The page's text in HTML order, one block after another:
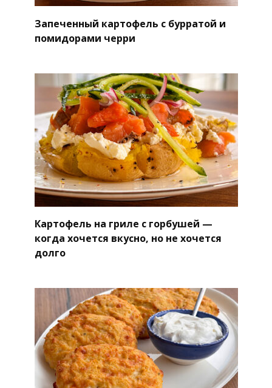
Запеченный картофель с бурратой и
помидорами черри
Картофель на гриле с горбушей —
когда хочется вкусно, но не хочется
долго